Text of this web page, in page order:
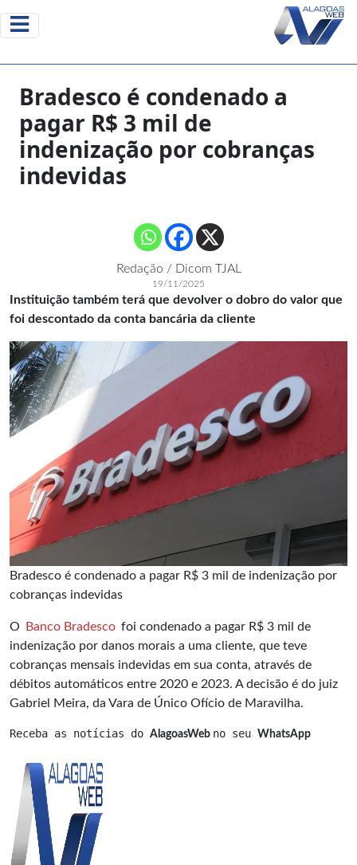
Bradesco é condenado a
pagar R$ 3 mil de
indenização por cobranças
indevidas
Redação / Dicom TJAL
19/11/2025
Instituição também terá que devolver o dobro do valor que
foi descontado da conta bancária da cliente
Bradesco é condenado a pagar R$ 3 mil de indenização por
cobranças indevidas
O Banco Bradesco foi condenado a pagar R$ 3 mil de
indenização por danos morais a uma cliente, que teve
cobranças mensais indevidas em sua conta, através de
débitos automáticos entre 2020 e 2023. A decisão é do juiz
Gabriel Meira, da Vara de Único Ofício de Maravilha.
Receba as notícias do AlagoasWeb no seu WhatsApp